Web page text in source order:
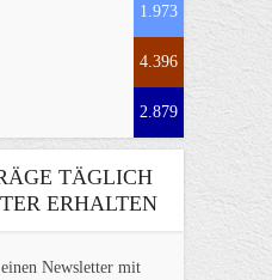
1.973
4.396
2.879
TÄGLICH
ERHALTEN
Newsletter mit